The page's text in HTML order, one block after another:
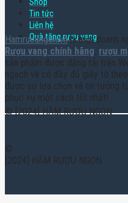
Tin tức
Liên hệ
Quà tặng rượu vang
Hamruoungon.vnlà một doanh
Rượu vang chính hãng, rượu
sản phẩm được đăng tải trên
ngạch và có đầy đủ giấy tờ
được sự lựa chọn và tin tưởng
phục vụ một cách tốt nhất!
© [2024] HẦM RƯỢU NGON
©
[2024] HẦM RƯỢU NGON